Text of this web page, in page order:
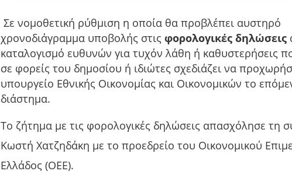
Σε νομοθετική ρύθμιση η οποία θα προβλέπει αυστηρό
χρονοδιάγραμμα υποβολής στις φορολογικές δηλώσεις
καταλογισμό ευθυνών για τυχόν λάθη ή καθυστερήσεις
σε φορείς του δημοσίου ή ιδιώτες σχεδιάζει να
υπουργείο Εθνικής Οικονομίας και Οικονομικών το
διάστημα.
ADVERTISEMENT
To ζήτημα με τις φορολογικές δηλώσεις απασχόλησε τη
Κωστή Χατζηδάκη με το προεδρείο του Οικονομικού
Ελλάδος (ΟΕΕ).